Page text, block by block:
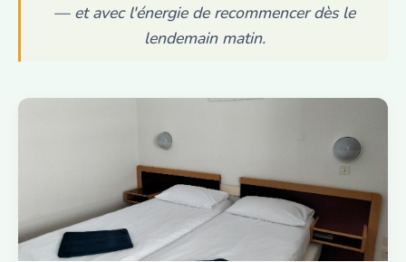
— et avec l'énergie de recommencer dès le
lendemain matin.